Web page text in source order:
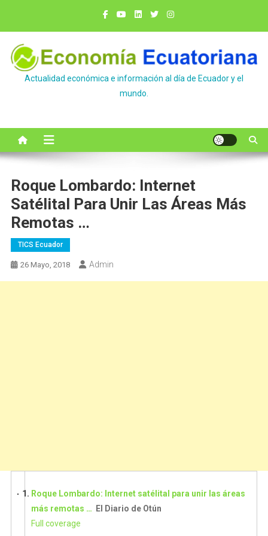
Actualidad económica e información al día de Ecuador y el
mundo.
Roque Lombardo: Internet
Satélital Para Unir Las Áreas Más
Remotas …
TICS Ecuador
26 Mayo, 2018 Admin
Roque Lombardo: Internet satélital para unir las áreas
más remotas …
El Diario de Otún
Full coverage